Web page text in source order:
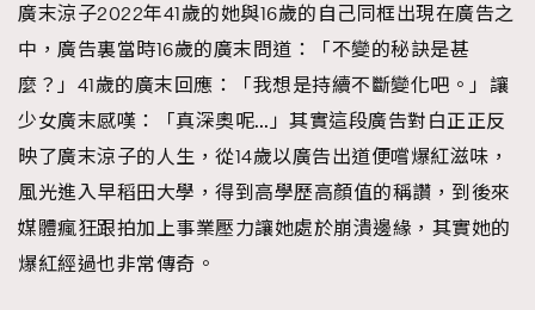
廣末涼子2022年41歲的她與16歲的自己同框出現在廣告之
中，廣告裏當時16歲的廣末問道：「不變的秘訣是甚
麼？」41歲的廣末回應：「我想是持續不斷變化吧。」讓
少女廣末感嘆：「真深奧呢…」其實這段廣告對白正正反
映了廣末涼子的人生，從14歲以廣告出道便嚐爆紅滋味，
風光進入早稻田大學，得到高學歷高顏值的稱讚，到後來
媒體瘋狂跟拍加上事業壓力讓她處於崩潰邊緣，其實她的
爆紅經過也非常傳奇。